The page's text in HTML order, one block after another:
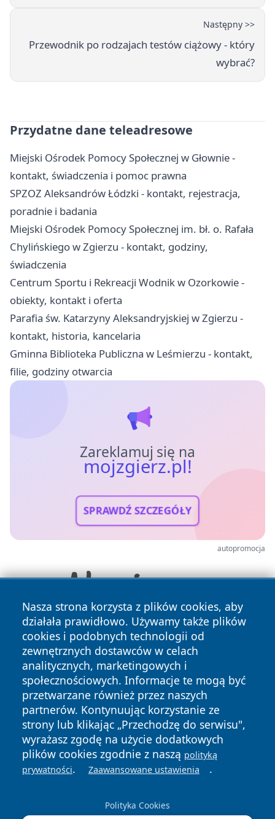
Następny >>
Przewodnik po rodzajach testów ciążowy - który
wybrać?
Przydatne dane teleadresowe
Miejski Ośrodek Pomocy Społecznej w Głownie -
kontakt, świadczenia i pomoc prawna
SPZOZ Aleksandrów Łódzki - kontakt, rejestracja,
poradnie i badania
Miejski Ośrodek Pomocy Społecznej im. bł. o. Rafała
Chylińskiego w Zgierzu - kontakt, godziny,
świadczenia
Centrum Sportu i Rekreacji Wodnik w Ozorkowie -
obiekty, kontakt i oferta
Parafia św. Katarzyny Aleksandryjskiej w Zgierzu -
kontakt, historia, kancelaria
Gminna Biblioteka Publiczna w Leśmierzu - kontakt,
filie, godziny otwarcia
Zareklamuj się na
mojzgierz.pl!
SPRAWDŹ SZCZEGÓŁY
autopromocja
Nasza strona korzysta z plików cookies, aby
działała prawidłowo. Używamy także plików
cookies i podobnych technologii od
zewnętrznych dostawców w celach
analitycznych, marketingowych i
społecznościowych. Informacje te mogą być
przetwarzane również przez naszych
partnerów. Kontynuując korzystanie ze
strony lub klikając „Przechodzę do serwisu",
wyrażasz zgodę na użycie dodatkowych
plików cookies zgodnie z naszą polityką
prywatności. Zaawansowane ustawienia .
Polityka Cookies
Copyright © 2026 mojzgierz.pl Wszystkie prawa zastrzeżone.
News Autorzy
Polityka
Prywatności
Polityka
Cookies